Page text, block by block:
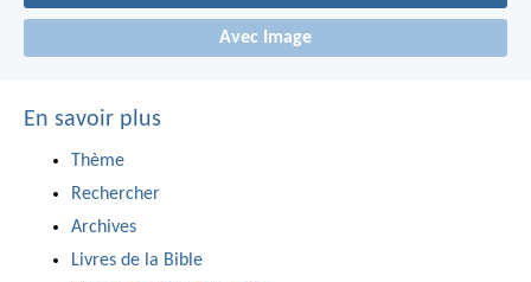
Avec Image
En savoir plus
Thème
Rechercher
Archives
Livres de la Bible